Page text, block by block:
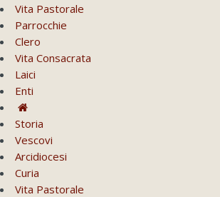
Vita Pastorale
Parrocchie
Clero
Vita Consacrata
Laici
Enti
Storia
Vescovi
Arcidiocesi
Curia
Vita Pastorale